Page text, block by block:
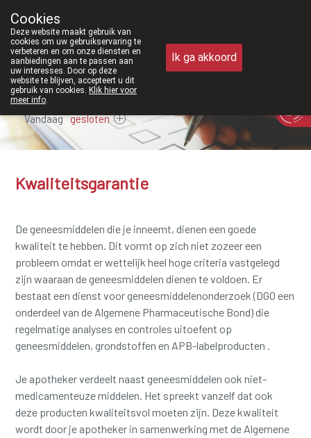
011/610300
Vandaag gesloten
Kwaliteitsgarantie
De geneesmiddelen die je inneemt, dienen een goede
kwaliteit te hebben. Dit vormt op zich niet zozeer een
probleem omdat er wettelijk heel hoge criteria vastgelegd
zijn waaraan de geneesmiddelen dienen te voldoen. Er
bestaat een dienst voor geneesmiddelenonderzoek (DGO een
onderdeel van de Algemene Pharmaceutische Bond) die
regelmatige analyses en controles uitoefent op
geneesmiddelen, grondstoffen en APB-labelproducten .
Je apotheker verdeelt naast geneesmiddelen ook niet-
medicamenteuze middelen. Het spreekt vanzelf dat ook
deze producten kwaliteitsvol moeten zijn. Deze kwaliteit
wordt door je apotheker in samenwerking met de Algemene
Cookies
Deze website maakt gebruik van
cookies om uw gebruikservaring te
verbeteren en om onze diensten en
aanbiedingen aan te passen aan
uw interesses. Door op deze
website te blijven, accepteert u dit
gebruik van cookies. Klik hier voor
meer info.
Ik ga akkoord